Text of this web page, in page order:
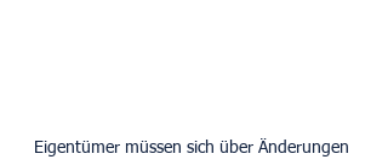
Eigentümer müssen sich über Änderungen